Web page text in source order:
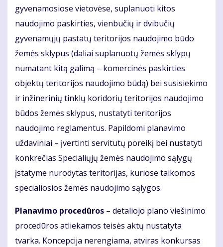
gyvenamosiose vietovėse, suplanuoti kitos
naudojimo paskirties, vienbučių ir dvibučių
gyvenamųjų pastatų teritorijos naudojimo būdo
žemės sklypus (daliai suplanuotų žemės sklypų
numatant kitą galimą – komercinės paskirties
objektų teritorijos naudojimo būdą) bei susisiekimo
ir inžinerinių tinklų koridorių teritorijos naudojimo
būdos žemės sklypus, nustatyti teritorijos
naudojimo reglamentus. Papildomi planavimo
uždaviniai – įvertinti servitutų poreikį bei nustatyti
konkrečias Specialiųjų žemės naudojimo sąlygų
įstatyme nurodytas teritorijas, kuriose taikomos
specialiosios žemės naudojimo sąlygos.
Planavimo procedūros – detaliojo plano viešinimo
procedūros atliekamos teisės aktų nustatyta
tvarka. Koncepcija nerengiama, atviras konkursas